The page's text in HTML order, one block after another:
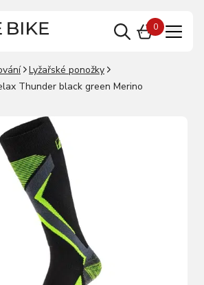
0
Lyžařské ponožky
Thunder black green Merino